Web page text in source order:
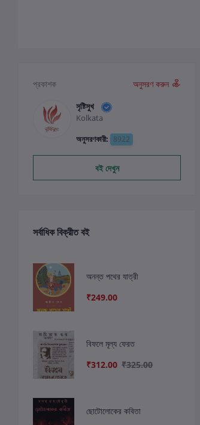
প্রকাশক
অনুসরণ করুন
সৃষ্টিসুখ
Kolkata
অনুসরণকারী: 8922
বই দেখুন
সর্বাধিক বিক্রীত বই
অনন্ত পথের যাত্রী
₹249.00
বিফলে মূল্য ফেরত
₹312.00 ₹325.00
ছোটোলোকের কবিতা